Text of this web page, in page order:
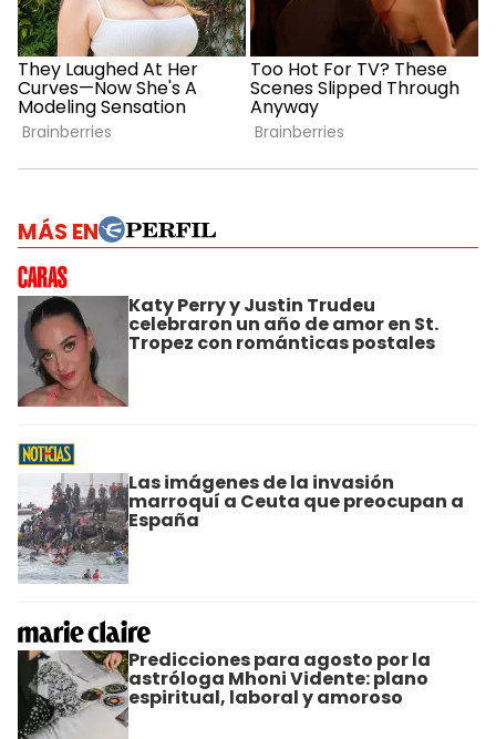
MÁS EN
Katy Perry y Justin Trudeu
celebraron un año de amor en St.
Tropez con románticas postales
Las imágenes de la invasión
marroquí a Ceuta que preocupan a
España
Predicciones para agosto por la
astróloga Mhoni Vidente: plano
espiritual, laboral y amoroso